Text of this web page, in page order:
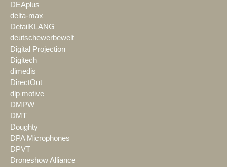
DEAplus
delta-max
DetailKLANG
deutschewerbewelt
Digital Projection
Digitech
dimedis
DirectOut
dlp motive
DMPW
DMT
Doughty
DPA Microphones
DPVT
Droneshow Alliance